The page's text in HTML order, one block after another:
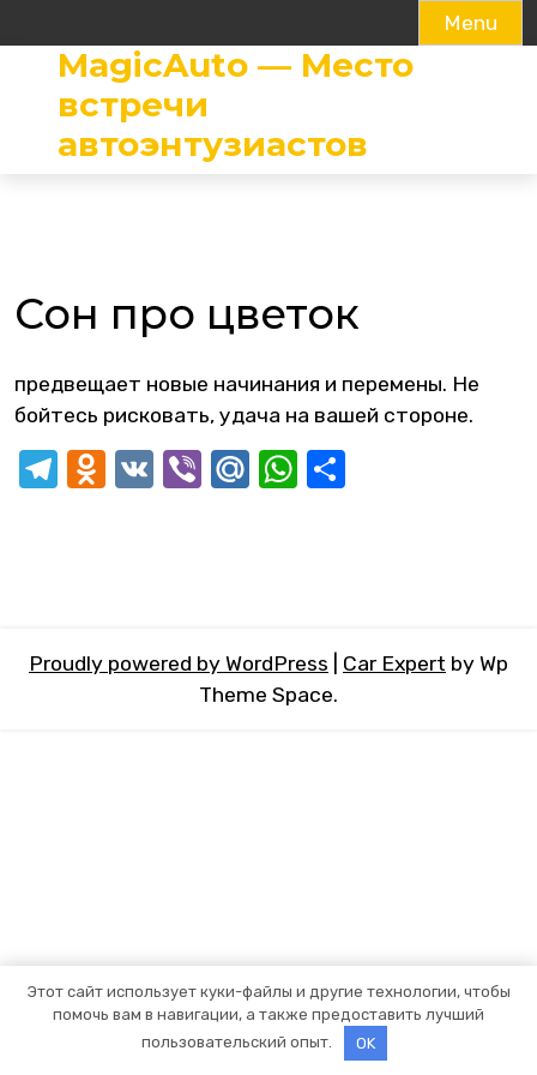
Menu
content
MagicAuto — Место
встречи
автоэнтузиастов
Сон про цветок
предвещает новые начинания и перемены. Не
бойтесь рисковать, удача на вашей стороне.
Telegram
Odnoklassniki
VK ViberMail.RuWhatsApp
Proudly powered by WordPress Car Expert by Wp
Theme Space.
Этот сайт использует куки-файлы и другие технологии, чтобы
помочь вам в навигации, а также предоставить лучший
пользовательский опыт.
OK